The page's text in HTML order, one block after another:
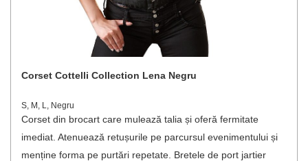
Corset Cottelli Collection Lena Negru
S, M, L, Negru
Corset din brocart care mulează talia și oferă fermitate
imediat. Atenuează retușurile pe parcursul evenimentului și
menține forma pe purtări repetate. Bretele de port jartier